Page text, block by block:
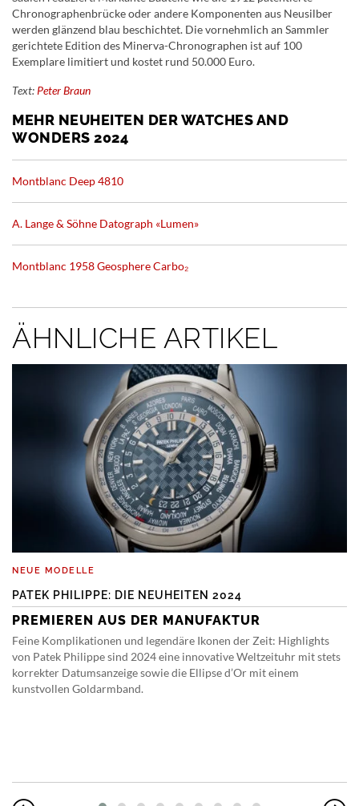
Chronographenbrücke oder andere Komponenten aus Neusilber
werden glänzend blau beschichtet. Die vornehmlich an Sammler
gerichtete Edition des Minerva-Chronographen ist auf 100
Exemplare limitiert und kostet rund 50.000 Euro.
Text: Peter Braun
MEHR NEUHEITEN DER WATCHES AND
WONDERS 2024
Montblanc Deep 4810
A. Lange & Söhne Datograph «Lumen»
Montblanc 1958 Geosphere Carbo₂
ÄHNLICHE ARTIKEL
NEUE MODELLE
PATEK PHILIPPE: DIE NEUHEITEN 2024
PREMIEREN AUS DER MANUFAKTUR
Feine Komplikationen und legendäre Ikonen der Zeit: Highlights
von Patek Philippe sind 2024 eine innovative Weltzeituhr mit stets
korrekter Datumsanzeige sowie die Ellipse d’Or mit einem
kunstvollen Goldarmband.